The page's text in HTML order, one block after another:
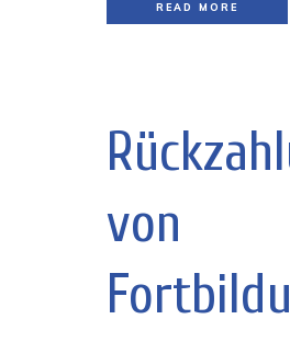
READ MORE
von